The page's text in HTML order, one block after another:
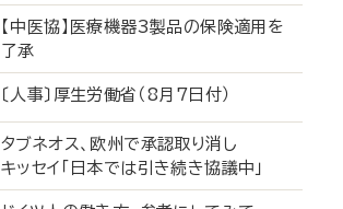
【中医協】医療機器3製品の保険適用を
了承
〔人事〕厚生労働省（8月7日付）
タブネオス、欧州で承認取り消し
キッセイ「日本では引き続き協議中」